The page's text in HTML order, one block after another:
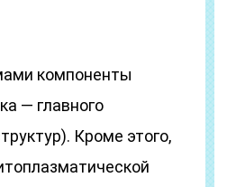
компоненты
— главного
Кроме этого,